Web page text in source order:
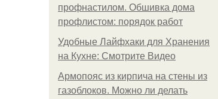
профнастилом. Обшивка дома
профлистом: порядок работ
Удобные Лайфхаки для Хранения
на Кухне: Смотрите Видео
Армопояс из кирпича на стены из
газоблоков. Можно ли делать